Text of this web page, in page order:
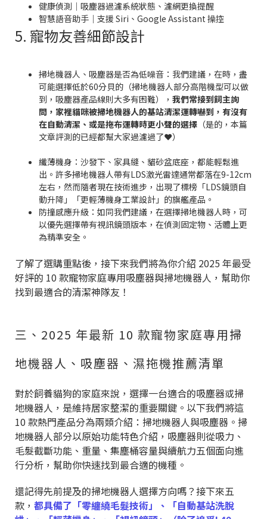
健康偵測｜吸塵器過濾系統狀態、濾網更換提醒
智慧語音助手｜支援 Siri、Google Assistant 操控
5. 寵物友善細節設計
掃地機器人、吸塵器是否為低噪音：我們建議，在時，盡
可能選擇低於60分貝的（掃地機器人部分高階機型可以做
到，吸塵器產品線則大多有困難）， 我們常接到飼主詢
問，家裡貓咪被掃地機器人的基站清潔運轉嚇到，有沒有
在自動清潔、或是拖布運轉時更小聲的選擇 （是的，本篇
文章評測的已經都幫大家過濾過了❤️）
纖薄機身：沙發下、家具縫、貓砂盆底座，都能輕鬆進
出。許多掃地機器人帶有LDS激光雷達通常都落在9-12cm
左右，然而隨者現在技術進步，出現了標榜「LDS鏡頭自
動升降」「更輕薄機身工業設計」的旗艦產品。
防撞感應升級：如同我們建議，在選擇掃地機器人時，可
以優先選擇帶有視訊鏡頭版本，在偵測固定物、活體上更
為精準安全。
了解了選購重點後，接下來我們將為你介紹 2025 年最受
好評的 10 款寵物家庭專用吸塵器與掃地機器人，幫助你
找到最適合的清潔神隊友！
三、2025 年最新 10 款寵物家庭專用掃
地機器人、吸塵器、濕拖機推薦清單
對於飼養貓狗的家庭來說，選擇一台適合的吸塵器或掃
地機器人，是維持居家整潔的重要關鍵。以下我們將這
10 款熱門產品分為兩類介紹：掃地機器人與吸塵器。掃
地機器人部分以原始功能特色介紹，吸塵器則從吸力、
毛髮截斷功能、重量、集塵桶容量與續航力五個面向進
行分析，幫助你快速找到最合適的機種。
還記得先前提及的掃地機器人選擇方向嗎？接下來五
款， 都具備了「零纏繞毛髮技術」、「自動基站洗脫